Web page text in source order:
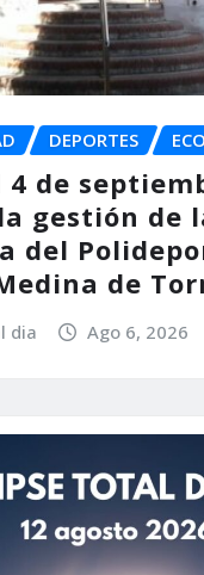
DEPORTES
4 de
gestión de
del
de
dia Ago 6, 2026